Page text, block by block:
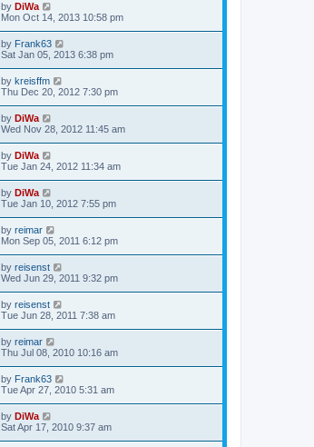
by DiWa
Mon Oct 14, 2013 10:58 pm
by Frank63
Sat Jan 05, 2013 6:38 pm
by kreisffm
Thu Dec 20, 2012 7:30 pm
by DiWa
Wed Nov 28, 2012 11:45 am
by DiWa
Tue Jan 24, 2012 11:34 am
by DiWa
Tue Jan 10, 2012 7:55 pm
by reimar
Mon Sep 05, 2011 6:12 pm
by reisenst
Wed Jun 29, 2011 9:32 pm
by reisenst
Tue Jun 28, 2011 7:38 am
by reimar
Thu Jul 08, 2010 10:16 am
by Frank63
Tue Apr 27, 2010 5:31 am
by DiWa
Sat Apr 17, 2010 9:37 am